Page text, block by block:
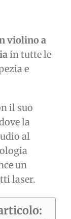
violino a
in tutte le
e
il suo
la
al
un
laser.